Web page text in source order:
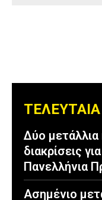
Δύο μετάλλια
διακρίσεις
Πανελλήνια
Ασημένιο